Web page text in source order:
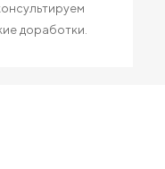
доработки.